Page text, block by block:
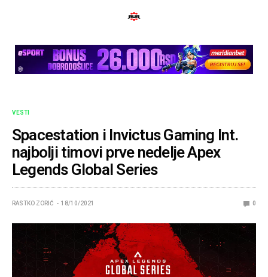
VESTI
Spacestation i Invictus Gaming Int.
najbolji timovi prve nedelje Apex
Legends Global Series
RASTKO ZORIĆ 18/10/2021 0